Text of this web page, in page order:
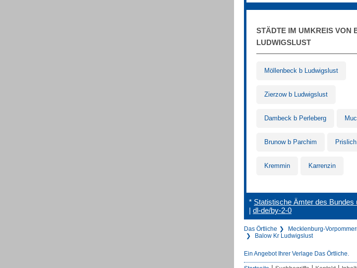
STÄDTE IM UMKREIS VON
LUDWIGSLUST
Möllenbeck b Ludwigslust
Zierzow b Ludwigslust
Dambeck b Perleberg
Brunow b Parchim Prislich
Kremmin Karrenzin
* Statistische Ämter des Bundes
| dl-de/by-2-0
Das Örtliche
Mecklenburg-
Balow Kr Ludwigslust
Ein Angebot Ihrer Verlage Das Örtliche.